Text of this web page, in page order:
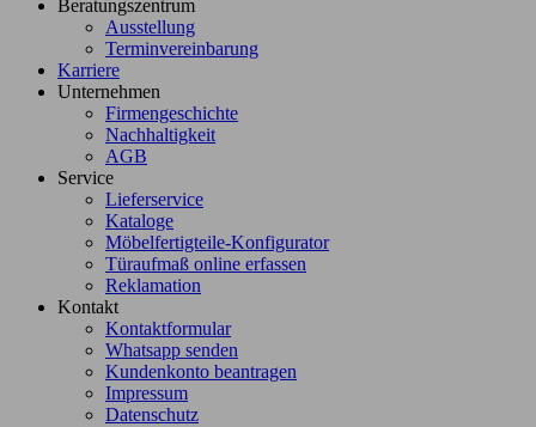
Beratungszentrum
Ausstellung
Terminvereinbarung
Karriere
Unternehmen
Firmengeschichte
Nachhaltigkeit
AGB
Service
Lieferservice
Kataloge
Möbelfertigteile-Konfigurator
Türaufmaß online erfassen
Reklamation
Kontakt
Kontaktformular
Whatsapp senden
Kundenkonto beantragen
Impressum
Datenschutz